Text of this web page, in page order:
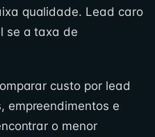
qualidade. Lead caro
se a taxa de
custo por lead
empreendimentos e
o menor